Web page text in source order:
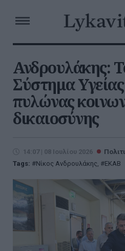
Ανδρουλάκης:
Σύστημα Υγείας
πυλώνας
δικαιοσύνης
14:07 | 08 Ιουλίου 2026
Tags:
Νίκος Ανδρουλάκης, ΕΚΑΒ